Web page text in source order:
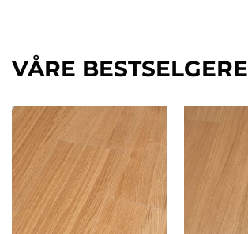
VÅRE BESTSELGERE